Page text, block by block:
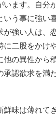
います。自分
いう事に強い
が強い人は、
に二股をかけ
他の異性から
承認欲求を満
鮮味は薄れて